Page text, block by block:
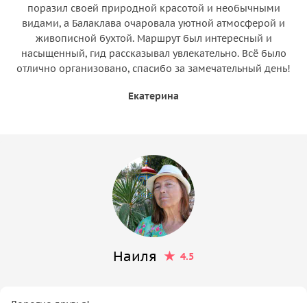
поразил своей природной красотой и необычными
видами, а Балаклава очаровала уютной атмосферой и
живописной бухтой. Маршрут был интересный и
насыщенный, гид рассказывал увлекательно. Всё было
отлично организовано, спасибо за замечательный день!
Екатерина
Наиля 4.5